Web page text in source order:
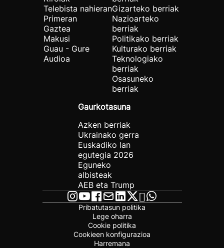
Telebista nahieran
Primeran
Gaztea
Makusi
Guau - Gure
Audioa
Gizarteko berriak
Nazioarteko
berriak
Politikako berriak
Kulturako berriak
Teknologiako
berriak
Osasuneko
berriak
Gaurkotasuna
Azken berriak
Ukrainako gerra
Euskadiko lan
egutegia 2026
Eguneko
albisteak
AEB eta Trump
Pribatutasun politika
Lege oharra
Cookie politika
Cookieen konfigurazioa
Harremana